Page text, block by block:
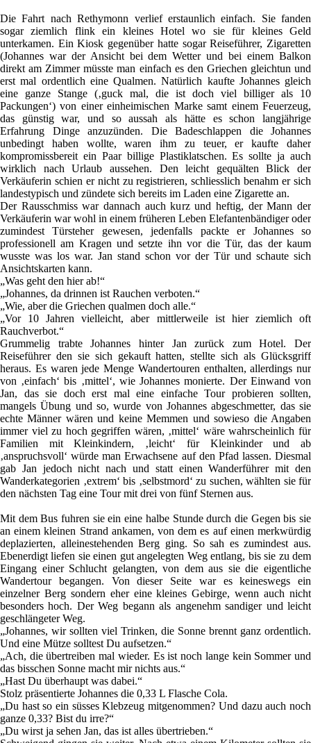
Die Fahrt nach Rethymonn verlief erstaunlich einfach. Sie fanden
sogar ziemlich flink ein kleines Hotel wo sie für kleines Geld
unterkamen. Ein Kiosk gegenüber hatte sogar Reiseführer, Zigaretten
(Johannes war der Ansicht bei dem Wetter und bei einem Balkon
direkt am Zimmer müsste man einfach es den Griechen gleichtun und
erst mal ordentlich eine Qualmen. Natürlich kaufte Johannes gleich
eine ganze Stange (‚guck mal, die ist doch viel billiger als 10
Packungen‘) von einer einheimischen Marke samt einem Feuerzeug,
das günstig war, und so aussah als hätte es schon langjährige
Erfahrung Dinge anzuzünden. Die Badeschlappen die Johannes
unbedingt haben wollte, waren ihm zu teuer, er kaufte daher
kompromissbereit ein Paar billige Plastiklatschen. Es sollte ja auch
wirklich nach Urlaub aussehen. Den leicht gequälten Blick der
Verkäuferin schien er nicht zu registrieren, schliesslich benahm er sich
landestypisch und zündete sich bereits im Laden eine Zigarette an.
Der Rausschmiss war dannach auch kurz und heftig, der Mann der
Verkäuferin war wohl in einem früheren Leben Elefantenbändiger oder
zumindest Türsteher gewesen, jedenfalls packte er Johannes so
professionell am Kragen und setzte ihn vor die Tür, das der kaum
wusste was los war. Jan stand schon vor der Tür und schaute sich
Ansichtskarten kann.
„Was geht den hier ab!“
„Johannes, da drinnen ist Rauchen verboten.“
„Wie, aber die Griechen qualmen doch alle.“
„Vor 10 Jahren vielleicht, aber mittlerweile ist hier ziemlich oft
Rauchverbot.“
Grummelig trabte Johannes hinter Jan zurück zum Hotel. Der
Reiseführer den sie sich gekauft hatten, stellte sich als Glücksgriff
heraus. Es waren jede Menge Wandertouren enthalten, allerdings nur
von ‚einfach‘ bis ‚mittel‘, wie Johannes monierte. Der Einwand von
Jan, das sie doch erst mal eine einfache Tour probieren sollten,
mangels Übung und so, wurde von Johannes abgeschmetter, das sie
echte Männer wären und keine Memmen und sowieso die Angaben
immer viel zu hoch gegriffen wären, ‚mittel‘ wäre wahrscheinlich für
Familien mit Kleinkindern, ‚leicht‘ für Kleinkinder und ab
‚anspruchsvoll‘ würde man Erwachsene auf den Pfad lassen. Diesmal
gab Jan jedoch nicht nach und statt einen Wanderführer mit den
Wanderkategorien ‚extrem‘ bis ‚selbstmord‘ zu suchen, wählten sie für
den nächsten Tag eine Tour mit drei von fünf Sternen aus.
Mit dem Bus fuhren sie ein eine halbe Stunde durch die Gegen bis sie
an einem kleinen Strand ankamen, von dem es auf einen merkwürdig
deplazierten, alleinestehenden Berg ging. So sah es zumindest aus.
Ebenerdigt liefen sie einen gut angelegten Weg entlang, bis sie zu dem
Eingang einer Schlucht gelangten, von dem aus sie die eigentliche
Wandertour begangen. Von dieser Seite war es keineswegs ein
einzelner Berg sondern eher eine kleines Gebirge, wenn auch nicht
besonders hoch. Der Weg begann als angenehm sandiger und leicht
geschlängeter Weg.
„Johannes, wir sollten viel Trinken, die Sonne brennt ganz ordentlich.
Und eine Mütze solltest Du aufsetzen.“
„Ach, die übertreiben mal wieder. Es ist noch lange kein Sommer und
das bisschen Sonne macht mir nichts aus.“
„Hast Du überhaupt was dabei.“
Stolz präsentierte Johannes die 0,33 L Flasche Cola.
„Du hast so ein süsses Klebzeug mitgenommen? Und dazu auch noch
ganze 0,33? Bist du irre?“
„Du wirst ja sehen Jan, das ist alles übertrieben.“